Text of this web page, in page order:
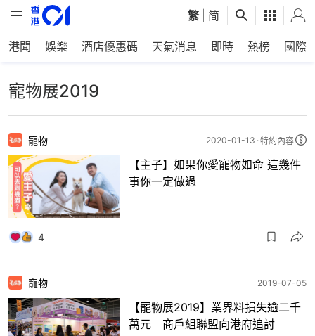
繁 简
港聞 娛樂 酒店優惠碼 天氣消息 即時 熱榜 國際
寵物展2019
寵物 2020-01-13 特約內容
【主子】如果你愛寵物如命 這幾件
事你一定做過
4
寵物 2019-07-05
【寵物展2019】業界料損失逾二千
萬元 商戶組聯盟向港府追討